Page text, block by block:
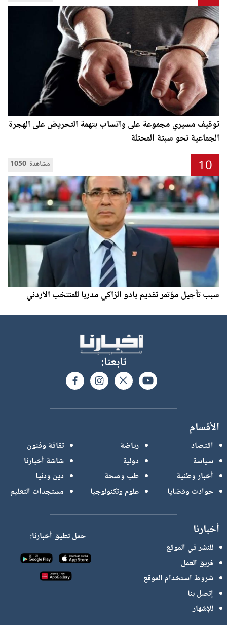
توقيف مسيري مجموعة على واتساب بتهمة التحريض على الهجرة
الجماعية نحو سبتة المحتلة
1050 مشاهدة 10
سبب تأجيل مؤتمر تقديم بادو الزاكي مدربا للمنتخب الأردني
تابعنا:
الأقسام
ثقافة وفنون
شاشة أخبارنا
دين ودنيا
مستجدات التعليم
رياضة
دولية
طب وصحة
علوم وتكنولوجيا
اقتصاد
سياسة
أخبار وطنية
حوادث وقضايا
حمل تطيق أخبارنا: أخبارنا
للنشر في الموقع
فريق العمل
شروط استخدام الموقع
إتصل بنا
للإشهار